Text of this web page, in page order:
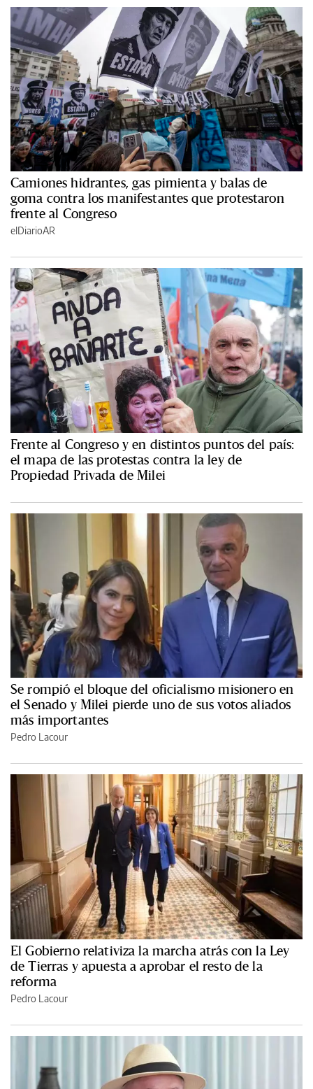
Camiones hidrantes, gas pimienta y balas de
goma contra los manifestantes que protestaron
frente al Congreso
elDiarioAR
Frente al Congreso y en distintos puntos del país:
el mapa de las protestas contra la ley de
Propiedad Privada de Milei
Se rompió el bloque del oficialismo misionero en
el Senado y Milei pierde uno de sus votos aliados
más importantes
Pedro Lacour
El Gobierno relativiza la marcha atrás con la Ley
de Tierras y apuesta a aprobar el resto de la
reforma
Pedro Lacour